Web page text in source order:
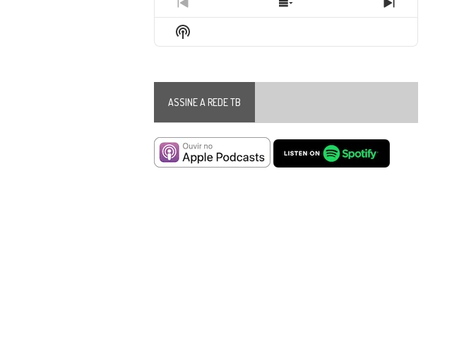
Previous
Episode
Show
Next
Show
Podcast
ASSINE A REDE TB